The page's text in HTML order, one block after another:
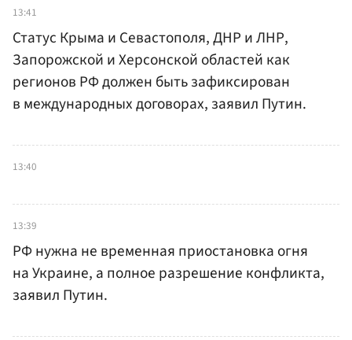
13:41
Статус Крыма и Севастополя, ДНР и ЛНР,
Запорожской и Херсонской областей как
регионов РФ должен быть зафиксирован
в международных договорах, заявил Путин.
13:40
13:39
РФ нужна не временная приостановка огня
на Украине, а полное разрешение конфликта,
заявил Путин.